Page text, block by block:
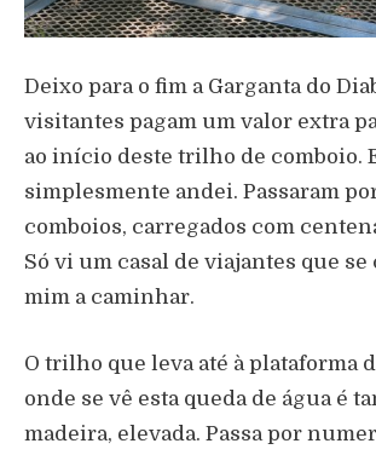
Deixo para o fim a Garganta do
visitantes pagam um valor extra
ao início deste trilho de comboio.
simplesmente andei. Passaram
comboios, carregados com
Só vi um casal de viajantes que
mim a caminhar.
O trilho que leva até à plataforma
onde se vê esta queda de água é
madeira, elevada. Passa por